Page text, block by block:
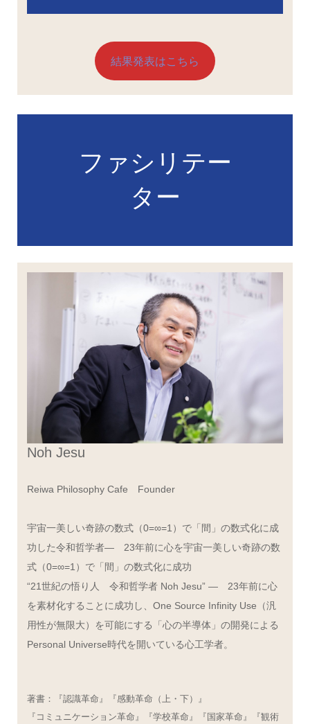
結果発表はこちら
ファシリテー
ター
Noh Jesu
Reiwa Philosophy Cafe Founder
宇宙一美しい奇跡の数式（0=∞=1）で「間」の数式化に成
功した令和哲学者― 23年前に心を宇宙一美しい奇跡の数
式（0=∞=1）で「間」の数式化に成功
“21世紀の悟り人 令和哲学者 Noh Jesu” ― 23年前に心
を素材化することに成功し、One Source Infinity Use（汎
用性が無限大）を可能にする「心の半導体」の開発による
Personal Universe時代を開いている心工学者。
著書：『認識革命』『感動革命（上・下）』
『コミュニケーション革命』『学校革命』『国家革命』『観術